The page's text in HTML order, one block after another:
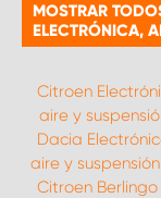
MOSTRAR
ELECTRÓNICA,
Citroen
aire y
Dacia
aire y suspensión
Citroen